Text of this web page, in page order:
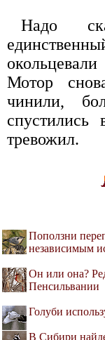
Надо
Мотор
чинили,
тревожил.
Поползни
независимым
Он или она?
Пенсильвании
Голуби
В Сибири